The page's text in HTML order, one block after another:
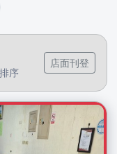
序
店面刊登